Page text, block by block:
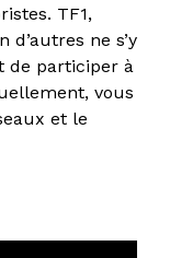
TF1,
d’autres ne s’y
de participer à
vous
et le